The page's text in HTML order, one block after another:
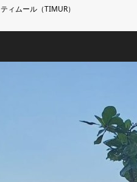
ティムール（TIMUR）